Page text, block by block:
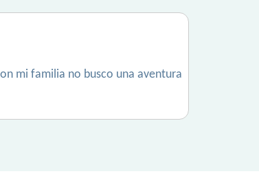
mi familia no busco una aventura